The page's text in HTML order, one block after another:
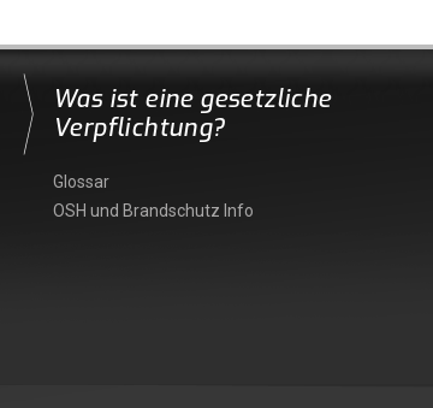
Was ist eine gesetzliche
Verpflichtung?
Glossar
OSH und Brandschutz Info